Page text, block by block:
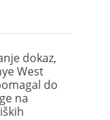
dokaz,
West
do
na